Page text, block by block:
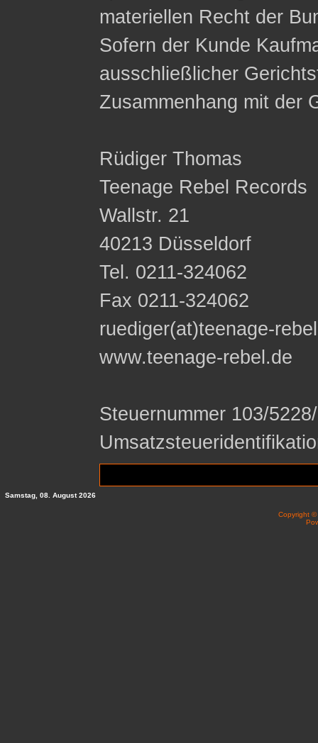
materiellen Recht der
Sofern der Kunde
ausschließlicher
Zusammenhang mit der
Rüdiger Thomas
Teenage Rebel Records
Wallstr. 21
40213 Düsseldorf
Tel. 0211-324062
Fax 0211-324062
ruediger(at)teenage-
www.teenage-rebel.de
Steuernummer 103/
Samstag, 08. August 2026
Copyright